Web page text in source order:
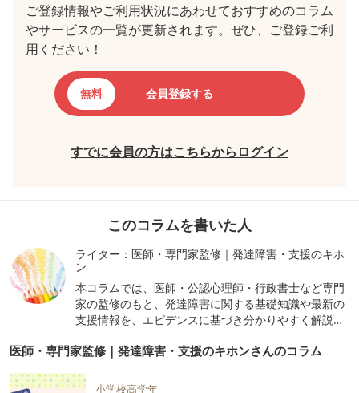
ご登録情報やご利用状況にあわせておすすめのコラム
やサービスの一覧が更新されます。ぜひ、ご登録ご利
用ください！
無料 会員登録する
すでに会員の方はこちらからログイン
このコラムを書いた人
ライター：医師・専門家監修｜発達障害・支援のキホ
ン
本コラムでは、医師・公認心理師・行政書士など専門
家の監修のもと、発達障害に関する基礎知識や最新の
支援情報を、エビデンスに基づき分かりやすく解説し
けします。
医師・専門家監修｜発達障害・支援のキホンさんのコラム
小学校高学年